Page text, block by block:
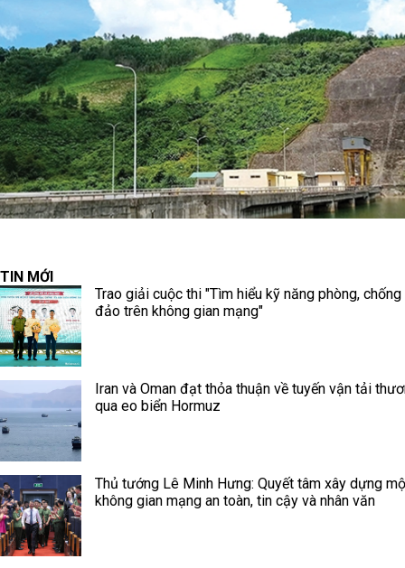
TIN MỚI
Trao giải cuộc thi "Tìm hiểu kỹ năng phòng,
đảo trên không gian mạng"
Iran và Oman đạt thỏa thuận về tuyến vận tải
qua eo biển Hormuz
Thủ tướng Lê Minh Hưng: Quyết tâm xây dựng
không gian mạng an toàn, tin cậy và nhân văn